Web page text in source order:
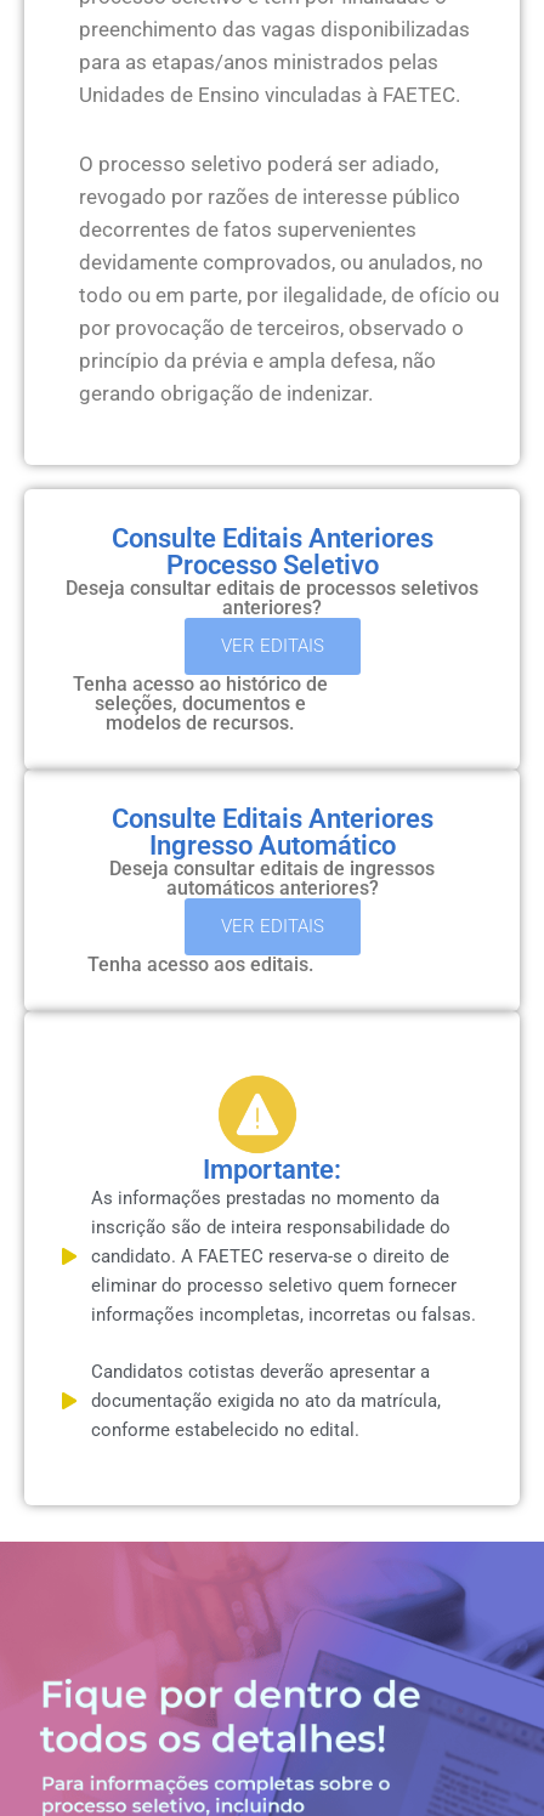
preenchimento das vagas disponibilizadas
para as etapas/anos ministrados pelas
Unidades de Ensino vinculadas à FAETEC.
O processo seletivo poderá ser adiado,
revogado por razões de interesse público
decorrentes de fatos supervenientes
devidamente comprovados, ou anulados, no
todo ou em parte, por ilegalidade, de ofício ou
por provocação de terceiros, observado o
princípio da prévia e ampla defesa, não
gerando obrigação de indenizar.
Consulte Editais Anteriores
Processo Seletivo
Deseja consultar editais de processos seletivos
anteriores?
VER EDITAIS
Tenha acesso ao histórico de
seleções, documentos e
modelos de recursos.
Consulte Editais Anteriores
Ingresso Automático
Deseja consultar editais de ingressos
automáticos anteriores?
VER EDITAIS
Tenha acesso aos editais.
Importante:
As informações prestadas no momento da
inscrição são de inteira responsabilidade do
candidato. A FAETEC reserva-se o direito de
eliminar do processo seletivo quem fornecer
informações incompletas, incorretas ou falsas.
Candidatos cotistas deverão apresentar a
documentação exigida no ato da matrícula,
conforme estabelecido no edital.